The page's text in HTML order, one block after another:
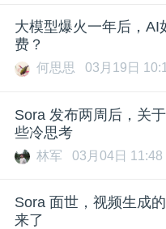
大模型爆火一年后，AI
费？
何思思 03月19日
Sora 发布两周后，关
些冷思考
林军 03月04日 11:48
Sora 面世，视频生成
来了